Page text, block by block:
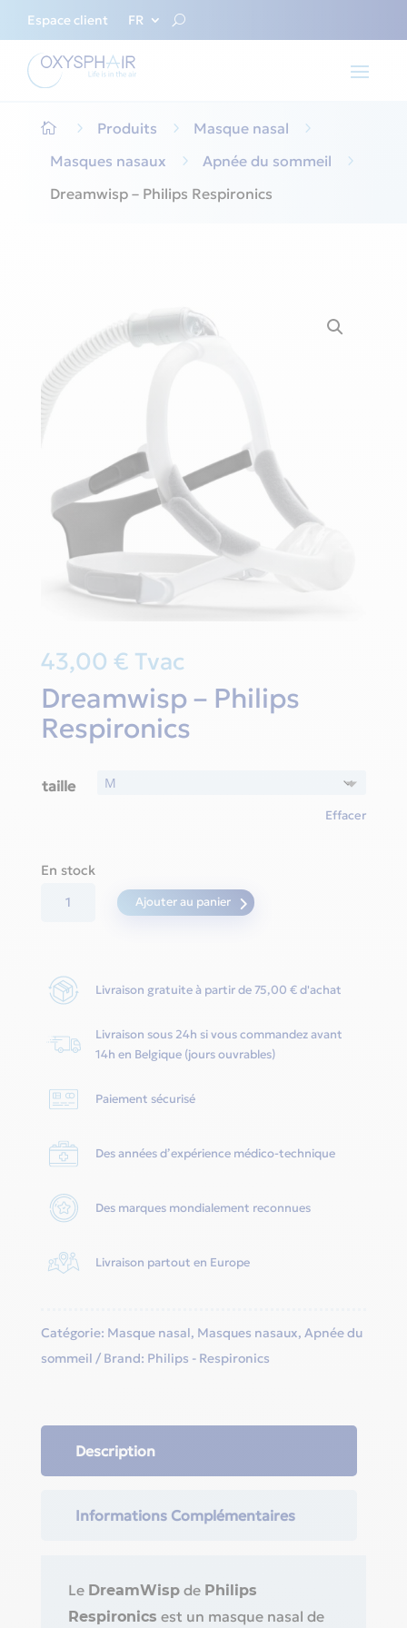
Espace client FR
 5 Produits 5 Masque nasal
5
Masques nasaux
5 Apnée du sommeil
5
Dreamwisp – Philips Respironics
43,00 € Tvac
Dreamwisp – Philips
Respironics
taille
Effacer
En stock
quantité
Philips
Ajouter au panier
Livraison gratuite à partir de 75,00 € d'achat
Livraison sous 24h si vous commandez avant
14h en Belgique (jours ouvrables)
Paiement sécurisé
Des années d’expérience médico-technique
Des marques mondialement reconnues
Livraison partout en Europe
Catégorie: Masque nasal, Masques nasaux, Apnée du
sommeil
Brand: Philips - Respironics
Description
Informations Complémentaires
Le DreamWispde Philips
Respironics est un masque nasal de